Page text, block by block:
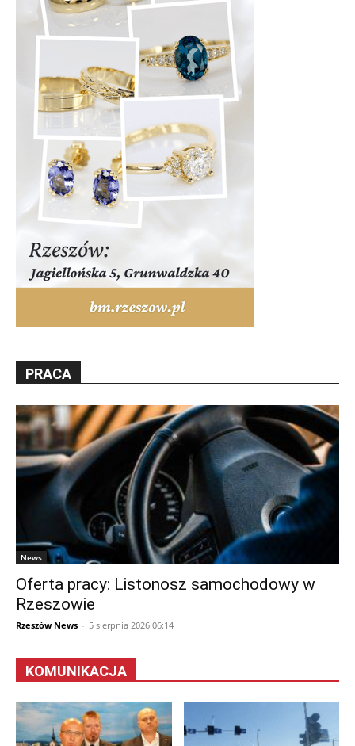
PRACA
News
Oferta pracy: Listonosz samochodowy w
Rzeszowie
Rzeszów News - 5 sierpnia 2026 06:14
KOMUNIKACJA